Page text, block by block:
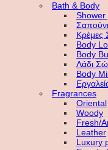
Bath & Body
Shower
Κρέμες
Body
Body
Λάδι
Body
Fragrances
Oriental
Woody
Fresh/
Leather
Luxury